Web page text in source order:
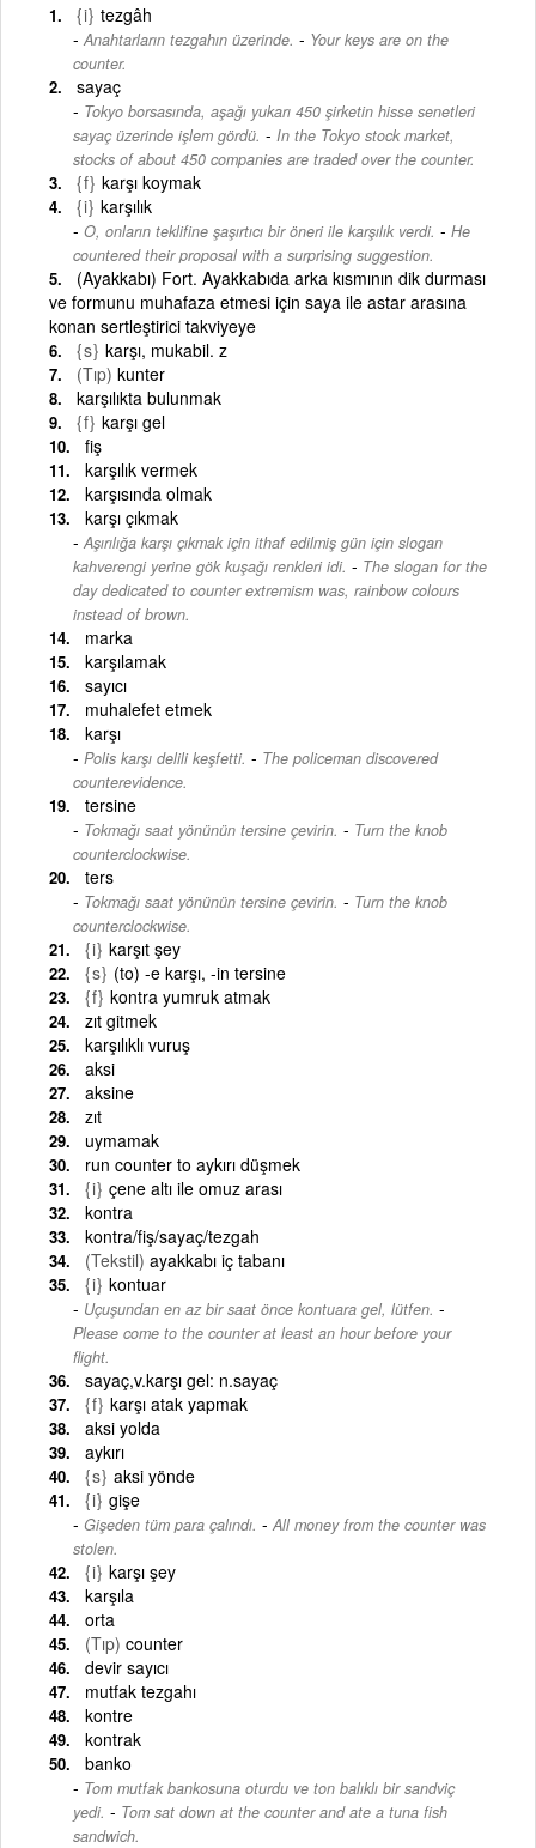
{i} tezgâh
Anahtarların tezgahın üzerinde. - Your keys are on the
counter.
sayaç
Tokyo borsasında, aşağı yukarı 450 şirketin hisse senetleri
sayaç üzerinde işlem gördü. - In the Tokyo stock market,
stocks of about 450 companies are traded over the counter.
{f} karşı koymak
{i} karşılık
O, onların teklifine şaşırtıcı bir öneri ile karşılık verdi. - He
countered their proposal with a surprising suggestion.
(Ayakkabı) Fort. Ayakkabıda arka kısmının dik durması
ve formunu muhafaza etmesi için saya ile astar arasına
konan sertleştirici takviyeye
{s} karşı, mukabil. z
(Tıp) kunter
karşılıkta bulunmak
{f} karşı gel
fiş
karşılık vermek
karşısında olmak
karşı çıkmak
Aşırılığa karşı çıkmak için ithaf edilmiş gün için slogan
kahverengi yerine gök kuşağı renkleri idi. - The slogan for the
day dedicated to counter extremism was, rainbow colours
instead of brown.
marka
karşılamak
sayıcı
muhalefet etmek
karşı
Polis karşı delili keşfetti. - The policeman discovered
counterevidence.
tersine
Tokmağı saat yönünün tersine çevirin. - Turn the knob
counterclockwise.
ters
Tokmağı saat yönünün tersine çevirin. - Turn the knob
counterclockwise.
{i} karşıt şey
{s} (to) -e karşı, -in tersine
{f} kontra yumruk atmak
zıt gitmek
karşılıklı vuruş
aksi
aksine
zıt
uymamak
run counter to aykırı düşmek
{i} çene altı ile omuz arası
kontra
kontra/fiş/sayaç/tezgah
(Tekstil) ayakkabı iç tabanı
{i} kontuar
Uçuşundan en az bir saat önce kontuara gel, lütfen. -
Please come to the counter at least an hour before your
flight.
sayaç,v.karşı gel: n.sayaç
{f} karşı atak yapmak
aksi yolda
aykırı
{s} aksi yönde
{i} gişe
Gişeden tüm para çalındı. - All money from the counter was
stolen.
{i} karşı şey
karşıla
orta
(Tıp) counter
devir sayıcı
mutfak tezgahı
kontre
kontrak
banko
Tom mutfak bankosuna oturdu ve ton balıklı bir sandviç
yedi. - Tom sat down at the counter and ate a tuna fish
sandwich.